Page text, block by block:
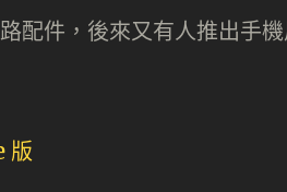
配件，後來又有人推出手